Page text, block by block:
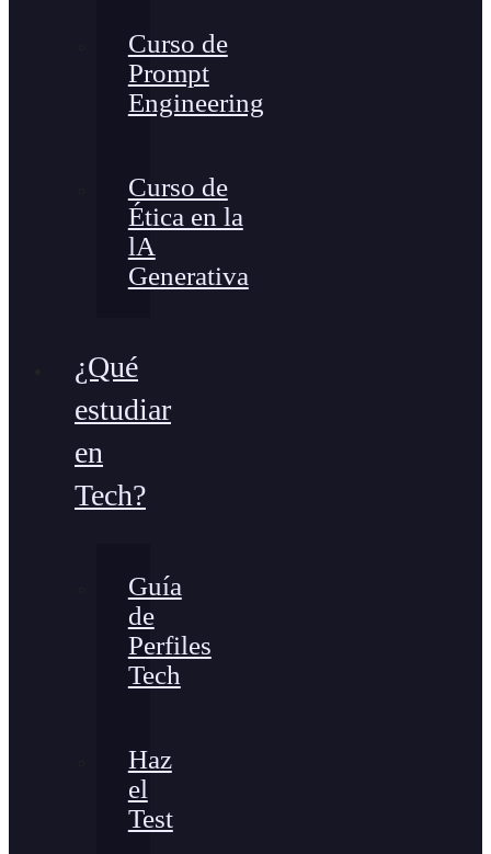
Curso de
Prompt
Engineering
Curso de
Ética en la
lA
Generativa
¿Qué
estudiar
en
Tech?
Guía
de
Perfiles
Tech
Haz
el
Test